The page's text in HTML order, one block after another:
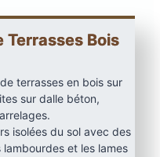
Terrasses Bois
terrasses en bois sur
sur dalle béton,
isolées du sol avec des
et les lames